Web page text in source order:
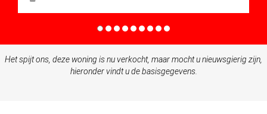
Het spijt ons, deze woning is nu verkocht, maar mocht u nieuwsgierig zijn,
hieronder vindt u de basisgegevens.